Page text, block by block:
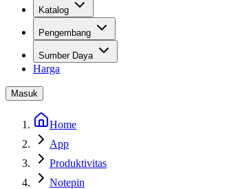
Katalog
Pengembang
Sumber Daya
Harga
Masuk
Home
App
Produktivitas
Notepin